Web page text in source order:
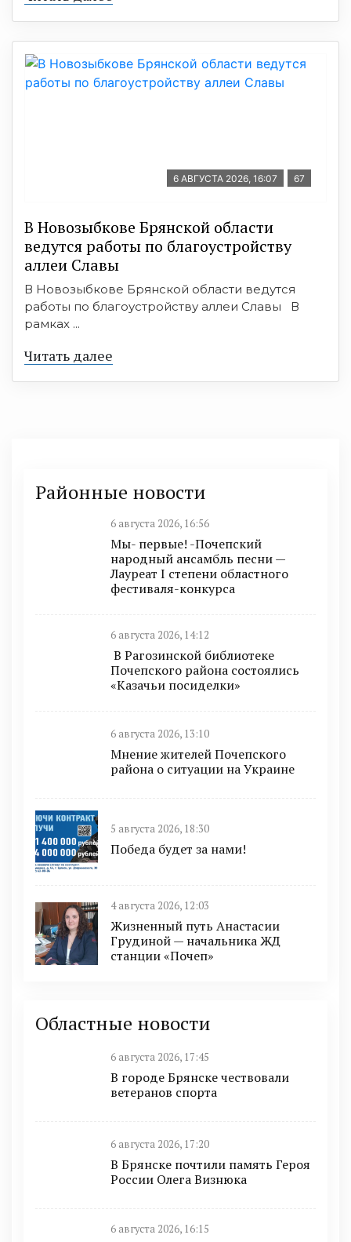
6 АВГУСТА 2026, 16:07 67
В Новозыбкове Брянской области
ведутся работы по благоустройству
аллеи Славы
В Новозыбкове Брянской области ведутся
работы по благоустройству аллеи Славы В
рамках ...
Читать далее
Районные новости
6 августа 2026, 16:56
Мы- первые! -Почепский
народный ансамбль песни —
Лауреат I степени областного
фестиваля-конкурса
6 августа 2026, 14:12
В Рагозинской библиотеке
Почепского района состоялись
«Казачьи посиделки»
6 августа 2026, 13:10
Мнение жителей Почепского
района о ситуации на Украине
5 августа 2026, 18:30
Победа будет за нами!
4 августа 2026, 12:03
Жизненный путь Анастасии
Грудиной — начальника ЖД
станции «Почеп»
Областные новости
6 августа 2026, 17:45
В городе Брянске чествовали
ветеранов спорта
6 августа 2026, 17:20
В Брянске почтили память Героя
России Олега Визнюка
6 августа 2026, 16:15